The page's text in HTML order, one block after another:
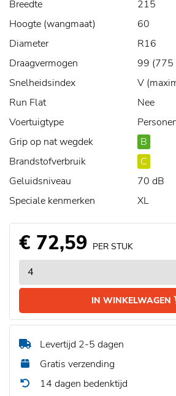
Breedte
215
Hoogte (wangmaat)
60
Diameter
R16
Draagvermogen
99 (775
Snelheidsindex
V
Run Flat
Nee
Voertuigtype
Grip op nat wegdek
B
Brandstofverbruik
C
Geluidsniveau
70 dB
Speciale kenmerken
XL
€ 72,59 PER STUK
IN WINKELWAGEN
Levertijd 2-5 dagen
Gratis verzending
14 dagen bedenktijd